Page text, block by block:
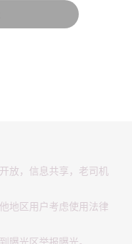
放，信息共享，老司机
地区用户考虑使用法律
曝光区举报曝光。